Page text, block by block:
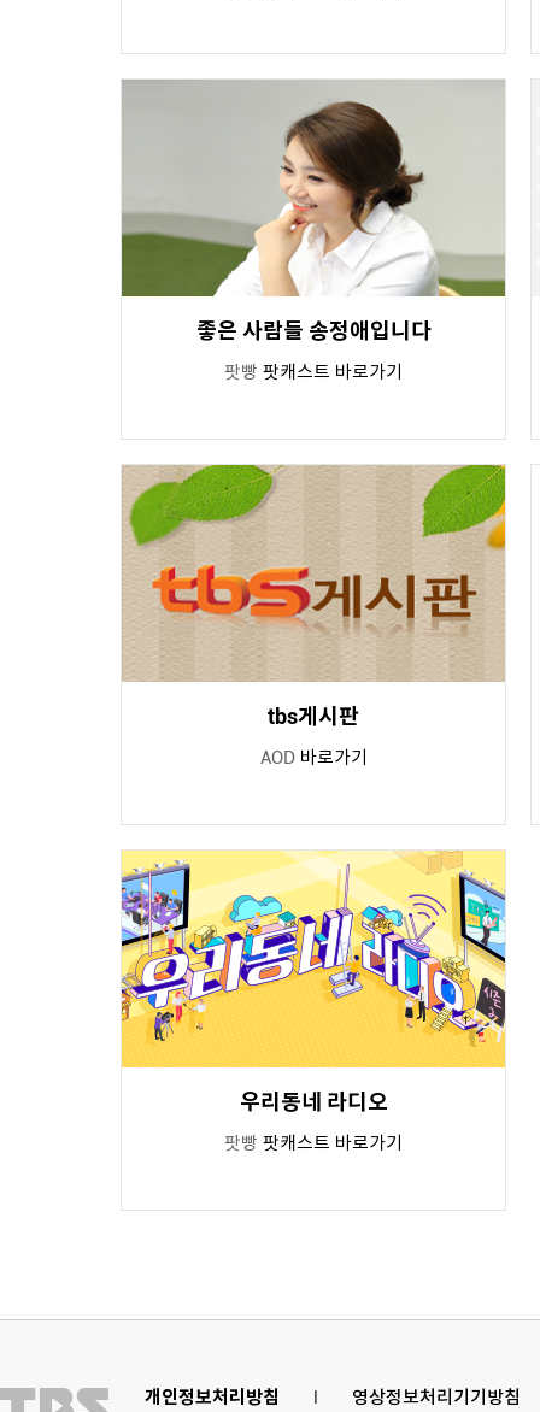
좋은 사람들 송정애입니다
팟빵 팟캐스트 바로가기
tbs게시판
AOD 바로가기
우리동네 라디오
팟빵 팟캐스트 바로가기
개인정보처리방침 l 영상정보처리기기방침